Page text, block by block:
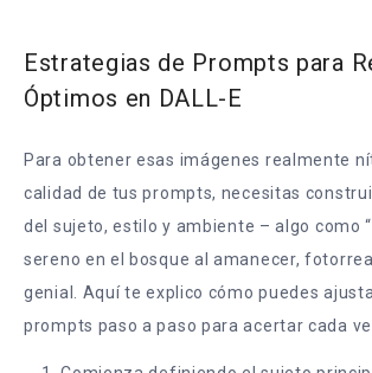
Estrategias de Prompts para
Óptimos en DALL-E
Para obtener esas imágenes realmente
calidad de tus prompts, necesitas
del sujeto, estilo y ambiente – algo como
sereno en el bosque al amanecer,
genial. Aquí te explico cómo puedes
prompts paso a paso para acertar cada